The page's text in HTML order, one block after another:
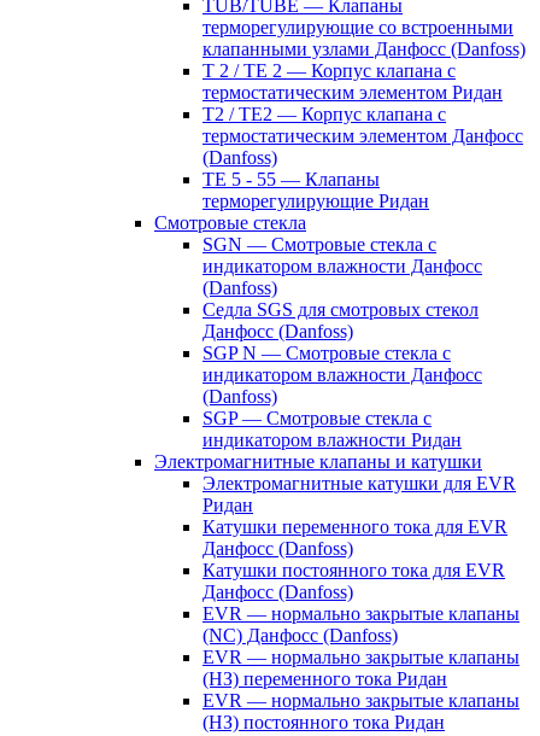
TUB/TUBE — Клапаны
терморегулирующие со встроенными
клапанными узлами Данфосс (Danfoss)
T 2 / TE 2 — Корпус клапана с
термостатическим элементом Ридан
T2 / TE2 — Корпус клапана с
термостатическим элементом Данфосс
(Danfoss)
TE 5 - 55 — Клапаны
терморегулирующие Ридан
Смотровые стекла
SGN — Смотровые стекла с
индикатором влажности Данфосс
(Danfoss)
Седла SGS для смотровых стекол
Данфосс (Danfoss)
SGP N — Смотровые стекла с
индикатором влажности Данфосс
(Danfoss)
SGP — Смотровые стекла с
индикатором влажности Ридан
Электромагнитные клапаны и катушки
Электромагнитные катушки для EVR
Ридан
Катушки переменного тока для EVR
Данфосс (Danfoss)
Катушки постоянного тока для EVR
Данфосс (Danfoss)
EVR — нормально закрытые клапаны
(NC) Данфосс (Danfoss)
EVR — нормально закрытые клапаны
(НЗ) переменного тока Ридан
EVR — нормально закрытые клапаны
(НЗ) постоянного тока Ридан